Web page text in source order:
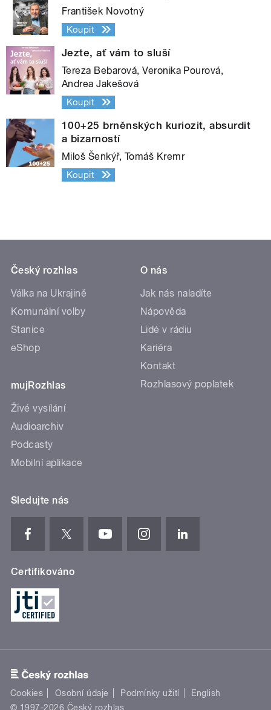
František Novotný
Koupit
Jezte, ať vám to sluší
Tereza Bebarová, Veronika Pourová,
Andrea Jakešová
Koupit
100+25 brněnských kuriozit, absurdit
a bizarností
Miloš Šenkýř, Tomáš Kremr
Koupit
Český rozhlas
Válka na Ukrajině
Komunální volby
Stanice
eShop
mujRozhlas
Živé vysílání
Audioarchiv
Podcasty
Mobilní aplikace
O nás
Jak nás naladíte
Nápověda
Lidé v rádiu
Kariéra
Kontakt
Rozhlasový poplatek
Sledujte nás
Certifikováno
Cookies Osobní údaje Podmínky užití
English
© 1997-2026 Český rozhlas